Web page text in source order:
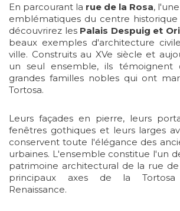
En parcourant la rue de la Rosa,
emblématiques du centre historique
découvrirez les Palais Despuig et
beaux exemples d'architecture
ville. Construits au XVe siècle et
un seul ensemble, ils témoignent
grandes familles nobles qui ont
Tortosa.
Leurs façades en pierre, leurs
fenêtres gothiques et leurs larges
conservent toute l'élégance des
urbaines. L'ensemble constitue l'un
patrimoine architectural de la rue de
principaux axes de la
Renaissance.